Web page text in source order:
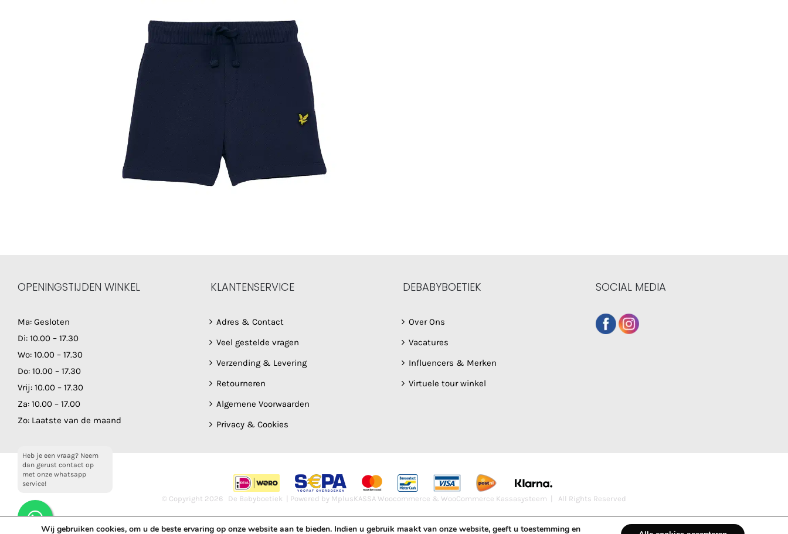
OPENINGSTIJDEN WINKEL
Ma: Gesloten
Di: 10.00 – 17.30
Wo: 10.00 – 17.30
Do: 10.00 – 17.30
Vrij: 10.00 – 17.30
Za: 10.00 – 17.00
Zo: Laatste van de maand
KLANTENSERVICE
Adres & Contact
Veel gestelde vragen
Verzending & Levering
Retourneren
Algemene Voorwaarden
Privacy & Cookies
DEBABYBOETIEK
Over Ons
Vacatures
Influencers & Merken
Virtuele tour winkel
SOCIAL MEDIA
© Copyright 2026 De Babyboetiek | Powered by MplusKASSA Woocommerce & WooCommerce Kassasysteem | All Rights Reserved
Heb je een vraag? Neem
dan gerust contact op
met onze whatsapp
service!
Wij gebruiken cookies, om u de beste ervaring op onze website aan te bieden. Indien u gebruik maakt van onze website, geeft u toestemming en